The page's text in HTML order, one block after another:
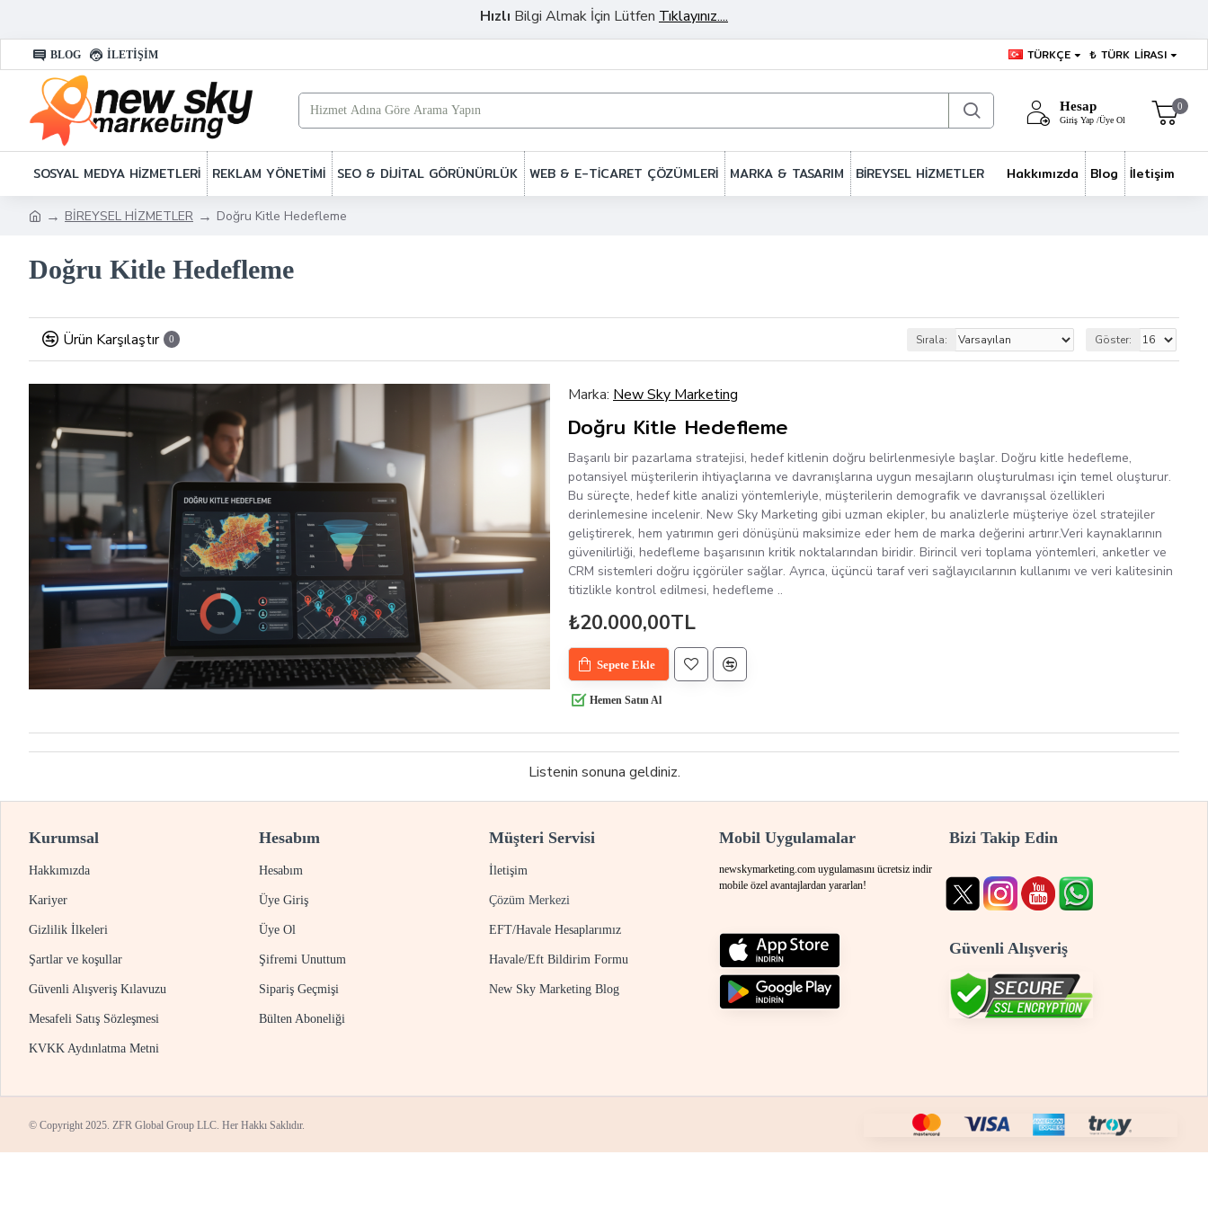
Hızlı Bilgi Almak İçin Lütfen Tıklayınız....
BLOG İLETIŞIM TÜRKÇE ₺ TÜRK LIRASI
Hesap
Giriş Yap /Üye Ol
0
SOSYAL MEDYA HİZMETLERİ REKLAM YÖNETİMİ SEO & DİJİTAL GÖRÜNÜRLÜK WEB & E-TİCARET ÇÖZÜMLERİ MARKA & TASARIM BİREYSEL HİZMETLER Hakkımızda Blog İletişim
BİREYSEL HİZMETLER Doğru Kitle Hedefleme
Doğru Kitle Hedefleme
Ürün Karşılaştır 0 Sırala: Göster:
Marka: New Sky Marketing
Doğru Kitle Hedefleme
Başarılı bir pazarlama stratejisi, hedef kitlenin doğru belirlenmesiyle başlar. Doğru kitle hedefleme,
potansiyel müşterilerin ihtiyaçlarına ve davranışlarına uygun mesajların oluşturulması için temel oluşturur.
Bu süreçte, hedef kitle analizi yöntemleriyle, müşterilerin demografik ve davranışsal özellikleri
derinlemesine incelenir. New Sky Marketing gibi uzman ekipler, bu analizlerle müşteriye özel stratejiler
geliştirerek, hem yatırımın geri dönüşünü maksimize eder hem de marka değerini artırır.Veri kaynaklarının
güvenilirliği, hedefleme başarısının kritik noktalarından biridir. Birincil veri toplama yöntemleri, anketler ve
CRM sistemleri doğru içgörüler sağlar. Ayrıca, üçüncü taraf veri sağlayıcılarının kullanımı ve veri kalitesinin
titizlikle kontrol edilmesi, hedefleme ..
₺20.000,00TL
Sepete Ekle
Hemen Satın Al
Listenin sonuna geldiniz.
Kurumsal
Hakkımızda
Kariyer
Gizlilik İlkeleri
Şartlar ve koşullar
Güvenli Alışveriş Kılavuzu
Mesafeli Satış Sözleşmesi
KVKK Aydınlatma Metni
Hesabım
Hesabım
Üye Giriş
Üye Ol
Şifremi Unuttum
Sipariş Geçmişi
Bülten Aboneliği
Müşteri Servisi
İletişim
Çözüm Merkezi
EFT/Havale Hesaplarımız
Havale/Eft Bildirim Formu
New Sky Marketing Blog
Mobil Uygulamalar
newskymarketing.com uygulamasını ücretsiz indir
mobile özel avantajlardan yararlan!
Bizi Takip Edin
Güvenli Alışveriş
© Copyright 2025. ZFR Global Group LLC. Her Hakkı Saklıdır.